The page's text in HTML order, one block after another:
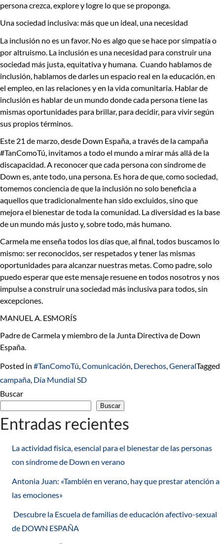
persona crezca, explore y logre lo que se proponga.
Una sociedad inclusiva: más que un ideal, una necesidad
La inclusión no es un favor. No es algo que se hace por simpatía o
por altruismo. La inclusión es una necesidad para construir una
sociedad más justa, equitativa y humana. Cuando hablamos de
inclusión, hablamos de darles un espacio real en la educación, en
el empleo, en las relaciones y en la vida comunitaria. Hablar de
inclusión es hablar de un mundo donde cada persona tiene las
mismas oportunidades para brillar, para decidir, para vivir según
sus propios términos.
Este 21 de marzo, desde Down España, a través de la campaña
#TanComoTú invitamos a todo el mundo a mirar más allá de la
discapacidad. A reconocer que cada persona con síndrome de
Down es, ante todo, una persona. Es hora de que, como sociedad,
tomemos conciencia de que la inclusión no solo beneficia a
aquellos que tradicionalmente han sido excluidos, sino que
mejora el bienestar de toda la comunidad. La diversidad es la base
de un mundo más justo y, sobre todo, más humano.
Carmela me enseña todos los días que, al final, todos buscamos lo
mismo: ser reconocidos, ser respetados y tener las mismas
oportunidades para alcanzar nuestras metas. Como padre, solo
puedo esperar que este mensaje resuene en todos nosotros y nos
impulse a construir una sociedad más inclusiva para todos, sin
excepciones.
MANUEL A. ESMORÍS
Padre de Carmela y miembro de la Junta Directiva de Down
España.
Posted in #TanComoTú Comunicación Derechos GeneralTagged
campaña Día Mundial SD
Buscar
Buscar
Entradas recientes
La actividad física, esencial para el bienestar de las personas
con síndrome de Down en verano
Antonia Juan: «También en verano, hay que prestar atención a
las emociones»
Descubre la Escuela de familias de educación afectivo-sexual
de DOWN ESPAÑA